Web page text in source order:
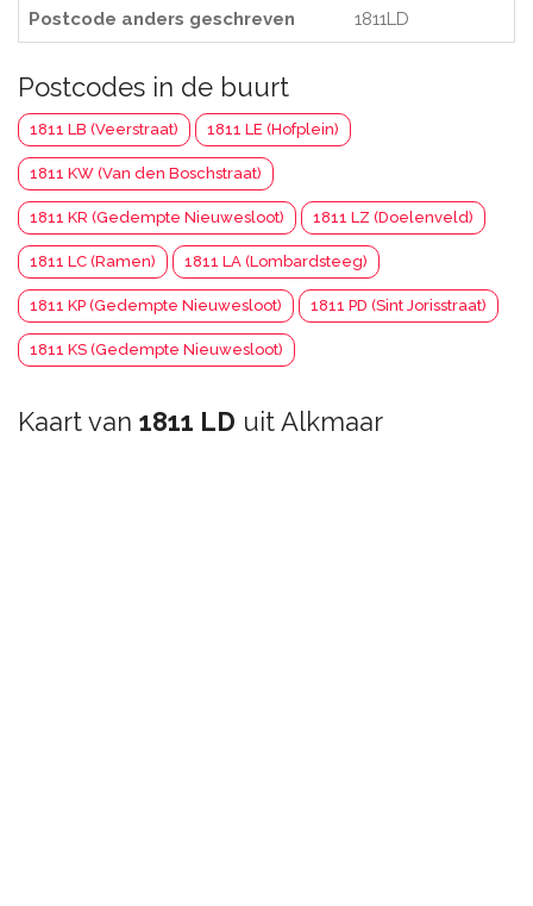
Postcode anders geschreven 1811LD
Postcodes in de buurt
1811 LB (Veerstraat) 1811 LE (Hofplein)
1811 KW (Van den Boschstraat)
1811 KR (Gedempte Nieuwesloot) 1811 LZ (Doelenveld)
1811 LC (Ramen) 1811 LA (Lombardsteeg)
1811 KP (Gedempte Nieuwesloot) 1811 PD (Sint Jorisstraat)
1811 KS (Gedempte Nieuwesloot)
Kaart van 1811 LD uit Alkmaar